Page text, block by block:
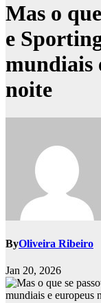
Mas o
e
mundiais
noite
ByOliveira Ribeiro
Jan 20, 2026